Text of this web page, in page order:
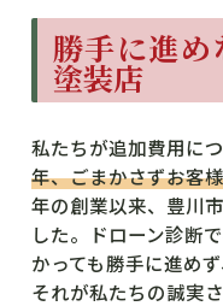
勝手に進
塗装店
私たちが追加費用に
年、ごまかさずお客
年の創業以来、豊川
した。ドローン診断
かっても勝手に進め
それが私たちの誠実さ